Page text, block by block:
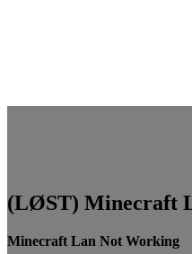
(LØST) Minecraft
Minecraft Lan Not Working